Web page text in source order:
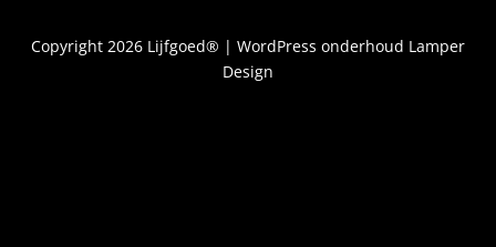
Copyright 2026 Lijfgoed® | WordPress onderhoud Lamper
Design